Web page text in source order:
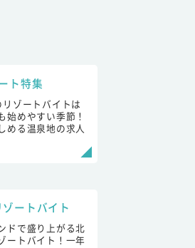
ト特集
ゾートバイトは
始めやすい季節！
める温泉地の求人
ートバイト
ドで盛り上がる北
ートバイト！一年